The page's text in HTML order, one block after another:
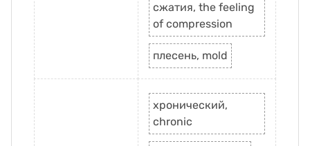
сжатия, the feeling
of compression
плесень, mold
хронический,
chronic